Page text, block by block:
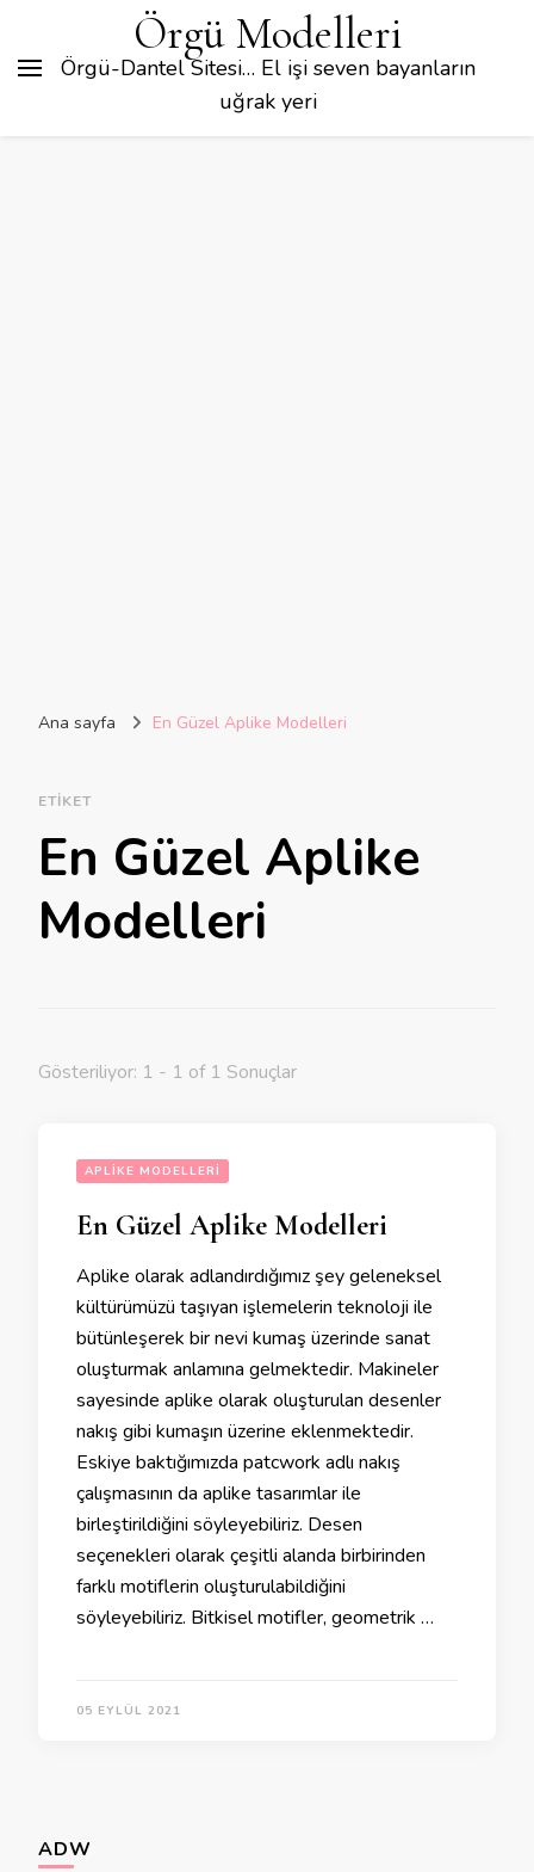
Örgü Modelleri
Örgü-Dantel Sitesi… El işi seven bayanların
uğrak yeri
Ana sayfa En Güzel Aplike Modelleri
ETIKET
En Güzel Aplike
Modelleri
Gösteriliyor: 1 - 1 of 1 Sonuçlar
APLIKE MODELLERI
En Güzel Aplike Modelleri
Aplike olarak adlandırdığımız şey geleneksel
kültürümüzü taşıyan işlemelerin teknoloji ile
bütünleşerek bir nevi kumaş üzerinde sanat
oluşturmak anlamına gelmektedir. Makineler
sayesinde aplike olarak oluşturulan desenler
nakış gibi kumaşın üzerine eklenmektedir.
Eskiye baktığımızda patcwork adlı nakış
çalışmasının da aplike tasarımlar ile
birleştirildiğini söyleyebiliriz. Desen
seçenekleri olarak çeşitli alanda birbirinden
farklı motiflerin oluşturulabildiğini
söyleyebiliriz. Bitkisel motifler, geometrik …
05 EYLÜL 2021
ADW